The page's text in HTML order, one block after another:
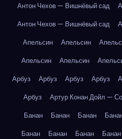
Антон Чехов — Вишнёвый сад
Антон Чехов — Вишнёвый сад
Апельсин
Апельсин
Апельсин
Апельсин
Арбуз
Арбуз Арбуз Арбуз
Арбуз
Артур Конан Дойл —
Банан
Банан Банан
Банан
Банан Банан Банан